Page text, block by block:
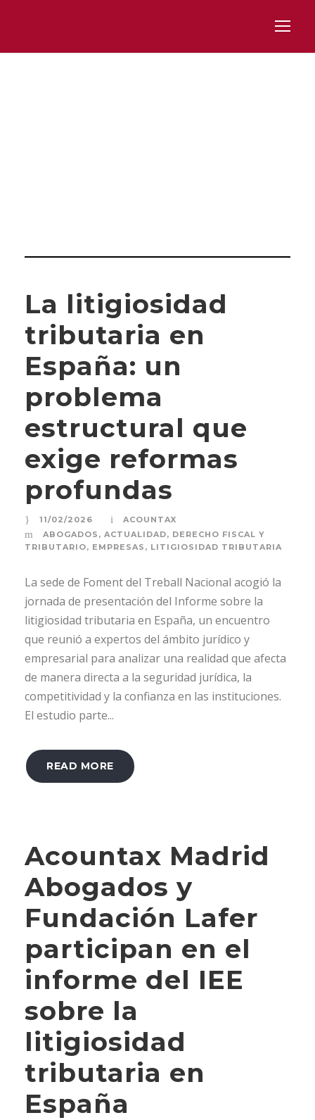
La litigiosidad
tributaria en
España: un
problema
estructural que
exige reformas
profundas
11/02/2026
ACOUNTAX
ABOGADOS , ACTUALIDAD, DERECHO FISCAL Y
TRIBUTARIO, EMPRESAS , LITIGIOSIDAD TRIBUTARIA
La sede de Foment del Treball Nacional acogió la
jornada de presentación del Informe sobre la
litigiosidad tributaria en España, un encuentro
que reunió a expertos del ámbito jurídico y
empresarial para analizar una realidad que afecta
de manera directa a la seguridad jurídica, la
competitividad y la confianza en las instituciones.
El estudio parte...
READ MORE
Acountax Madrid
Abogados y
Fundación Lafer
participan en el
informe del IEE
sobre la
litigiosidad
tributaria en
España